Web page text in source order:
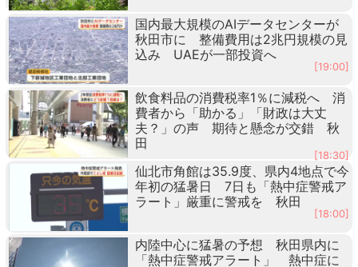
国内最大規模のAIデータセンターが
秋田市に 整備費用は2兆円規模の見
込み UAEが一部投資へ
[19:00]
飲食料品の消費税率1％に減税へ 消
費者から「助かる」「財政は大丈
夫？」の声 期待と懸念が交錯 秋
田
[18:30]
仙北市角館は35.9度、県内4地点で今
年初の猛暑日 7日も「熱中症警戒ア
ラート」厳重に警戒を 秋田
[18:00]
内陸中心に猛暑の予想 秋田県内に
「熱中症警戒アラート」 熱中症に